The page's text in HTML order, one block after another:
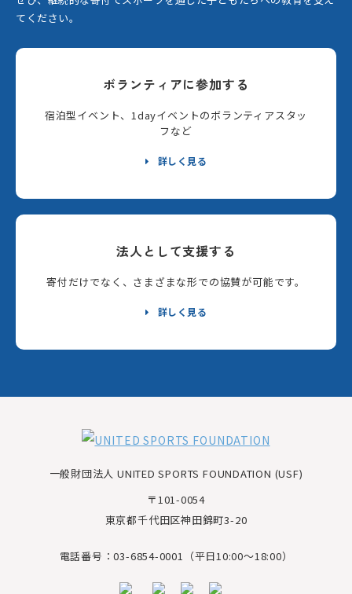
てください。
ボランティアに参加する
宿泊型イベント、1dayイベントのボランティアスタッ
フなど
詳しく見る
法人として支援する
寄付だけでなく、さまざまな形での協賛が可能です。
詳しく見る
一般財団法人 UNITED SPORTS FOUNDATION (USF)
〒101-0054
東京都千代田区神田錦町3-20
電話番号：03-6854-0001（平日10:00～18:00）